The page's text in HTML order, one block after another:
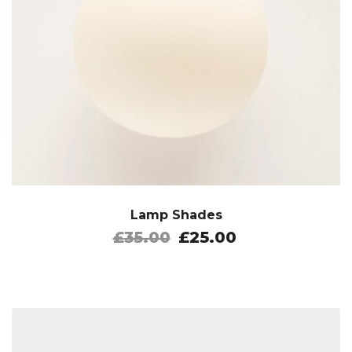
Lamp Shades
£35.00 £25.00